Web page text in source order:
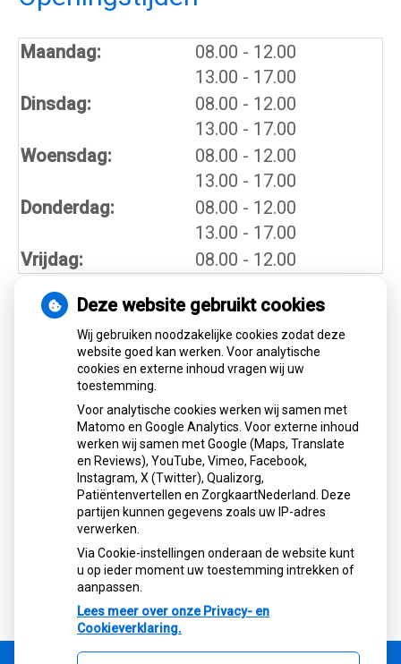
Maandag: 08.00 tot
- 12.00
13.00 tot
- 17.00
Dinsdag:
08.00 tot
- 12.00
13.00 tot
- 17.00
Woensdag:
08.00 tot
- 12.00
13.00 tot
- 17.00
Donderdag:
08.00 tot
- 12.00
13.00 tot
- 17.00
Vrijdag:
08.00 - 12.00
Nieuws
Let op: valse Infomedics-mails over
openstaande rekening
Tanden bleken? Laat het veilig doen!
Gezond tandvlees: de basis voor een
gezonde mond
Naar de tandarts in het buitenland? Wees op
je hoede!
(Mond)zorgkosten gemaakt in 2025? Check
of die aftrekbaar zijn
Deze website gebruikt cookies
Wij gebruiken noodzakelijke cookies zodat deze
website goed kan werken. Voor analytische
cookies en externe inhoud vragen wij uw
toestemming.
Voor analytische cookies werken wij samen met
Matomo en Google Analytics. Voor externe inhoud
werken wij samen met Google (Maps, Translate
en Reviews), YouTube, Vimeo, Facebook,
Instagram, X (Twitter), Qualizorg,
Patiëntenvertellen en ZorgkaartNederland. Deze
partijen kunnen gegevens zoals uw IP-adres
verwerken.
Via Cookie-instellingen onderaan de website kunt
u op ieder moment uw toestemming intrekken of
aanpassen.
Lees meer over onze Privacy- en
Cookieverklaring.